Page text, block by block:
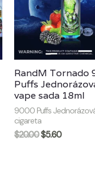
RandM Tornado
Puffs
vape sada 18ml
9000 Puffs
cigareta
$20.00$5.60